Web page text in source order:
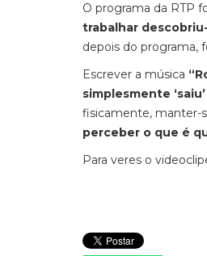
O programa da RTP
trabalhar
depois do programa,
Escrever a música
simplesmente
fisicamente, manter-
perceber o que é
Para veres o